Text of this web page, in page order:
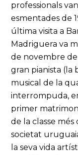
professionals
esmentades de
última visita a
Madriguera va
de novembre de
gran pianista (la
musical de la
interrompuda,
primer
de la classe
societat
la seva vida